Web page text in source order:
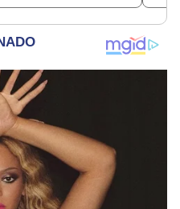
López